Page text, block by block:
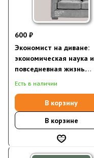
600 ₽
Экономист на диване:
экономическая наука и
повседневная жизнь.
Пересмотренное и
Есть в наличии
В корзину
В корзине